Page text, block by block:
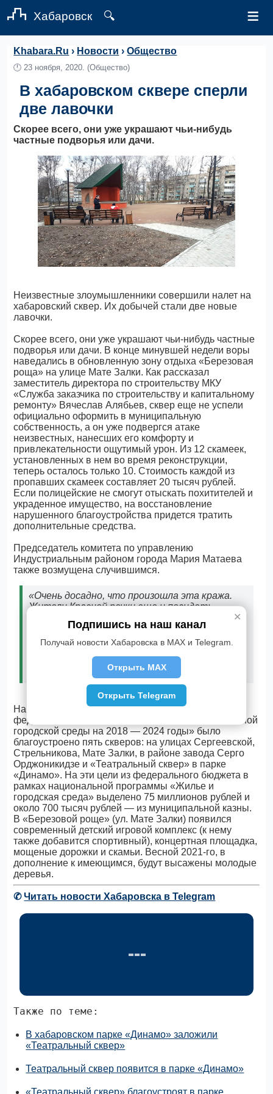
Хабаровск 🔍 ≡
Khabara.Ru › Новости ›Общество
🕛23 ноября, 2020. (Общество)
В хабаровском сквере сперли
две лавочки
Скорее всего, они уже украшают чьи-нибудь
частные подворья или дачи.
Неизвестные злоумышленники совершили налет на
хабаровский сквер. Их добычей стали две новые
лавочки.
Скорее всего, они уже украшают чьи-нибудь частные
подворья или дачи. В конце минувшей недели воры
наведались в обновленную зону отдыха «Березовая
роща» на улице Мате Залки. Как рассказал
заместитель директора по строительству МКУ
«Служба заказчика по строительству и капитальному
ремонту» Вячеслав Алябьев, сквер еще не успели
официально оформить в муниципальную
собственность, а он уже подвергся атаке
неизвестных, нанесших его комфорту и
привлекательности ощутимый урон. Из 12 скамеек,
установленных в нем во время реконструкции,
теперь осталось только 10. Стоимость каждой из
пропавших скамеек составляет 20 тысяч рублей.
Если полицейские не смогут отыскать похитителей и
украденное имущество, на восстановление
нарушенного благоустройства придется тратить
дополнительные средства.
Председатель комитета по управлению
Индустриальным районом города Мария Матаева
также возмущена случившимся.
«Очень досадно, что произошла эта кража.
Жители Красной речки еще и посидеть
толком на этих лавочках не успели. И вдвойне
обидно от того, что сделал это явно кто-то
из местных. Надеемся, что полицейские
найдут злоумышленников и привлекут их к
ответственности по всей строгости
закона», - сказала она.
Напомним, что в 2020-м в Хабаровске в рамках
федерального проекта «Формирование современной
городской среды на 2018 — 2024 годы» было
благоустроено пять скверов: на улицах Сергеевской,
Стрельникова, Мате Залки, в районе завода Серго
Орджоникидзе и «Театральный сквер» в парке
«Динамо». На эти цели из федерального бюджета в
рамках национальной программы «Жилье и
городская среда» выделено 75 миллионов рублей и
около 700 тысяч рублей — из муниципальной казны.
В «Березовой роще» (ул. Мате Залки) появился
современный детский игровой комплекс (к нему
также добавится спортивный), концертная площадка,
мощеные дорожки и скамьи. Весной 2021-го, в
дополнение к имеющимся, будут высажены молодые
деревья.
✆Читать новости Хабаровска в Telegram
Также по теме:
В хабаровском парке «Динамо» заложили
«Театральный сквер»
Театральный сквер появится в парке «Динамо»
«Театральный сквер» благоустроят в парке
✕
Подпишись на наш канал
Получай новости Хабаровска в MAX и Telegram.
Открыть MAX
Открыть Telegram